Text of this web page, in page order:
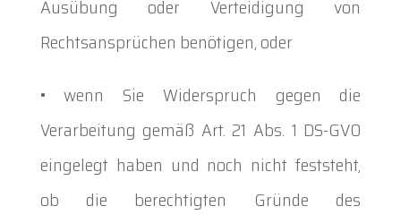
Ausübung oder Verteidigung von
Rechtsansprüchen benötigen, oder
• wenn Sie Widerspruch gegen die
Verarbeitung gemäß Art. 21 Abs. 1 DS-GVO
eingelegt haben und noch nicht feststeht,
ob die berechtigten Gründe des